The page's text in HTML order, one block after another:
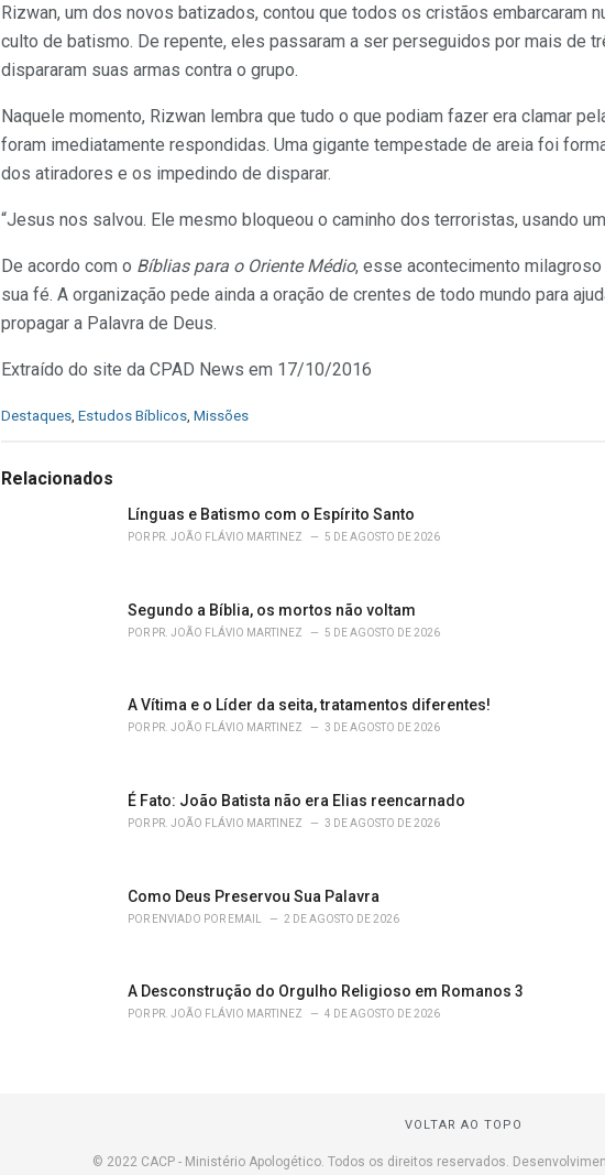
Rizwan, um dos novos batizados, contou que todos os cristãos embarcaram
culto de batismo. De repente, eles passaram a ser perseguidos por mais de
dispararam suas armas contra o grupo.
Naquele momento, Rizwan lembra que tudo o que podiam fazer era clamar
foram imediatamente respondidas. Uma gigante tempestade de areia foi
dos atiradores e os impedindo de disparar.
“Jesus nos salvou. Ele mesmo bloqueou o caminho dos terroristas, usando
De acordo com o Bíblias para o Oriente Médio, esse acontecimento
sua fé. A organização pede ainda a oração de crentes de todo mundo para
propagar a Palavra de Deus.
Extraído do site da CPAD News em 17/10/2016
C
e
Destaques Estudos Bíblicos Missões
Relacionados
Línguas e Batismo com o Espírito Santo
POR PR. JOÃO FLÁVIO MARTINEZ 5 DE AGOSTO DE 2026
Segundo a Bíblia, os mortos não voltam
POR PR. JOÃO FLÁVIO MARTINEZ 5 DE AGOSTO DE 2026
A Vítima e o Líder da seita, tratamentos diferentes!
POR PR. JOÃO FLÁVIO MARTINEZ 3 DE AGOSTO DE 2026
É Fato: João Batista não era Elias reencarnado
POR PR. JOÃO FLÁVIO MARTINEZ 3 DE AGOSTO DE 2026
Como Deus Preservou Sua Palavra
POR ENVIADO POR EMAIL 2 DE AGOSTO DE 2026
A Desconstrução do Orgulho Religioso em Romanos 3
POR PR. JOÃO FLÁVIO MARTINEZ 4 DE AGOSTO DE 2026
VOLTAR AO TOPO
© 2022 CACP - Ministério Apologético. Todos os direitos reservados.